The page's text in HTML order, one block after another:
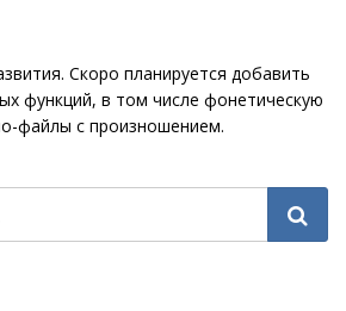
Скоро планируется добавить
функций, в том числе фонетическую
файлы с произношением.